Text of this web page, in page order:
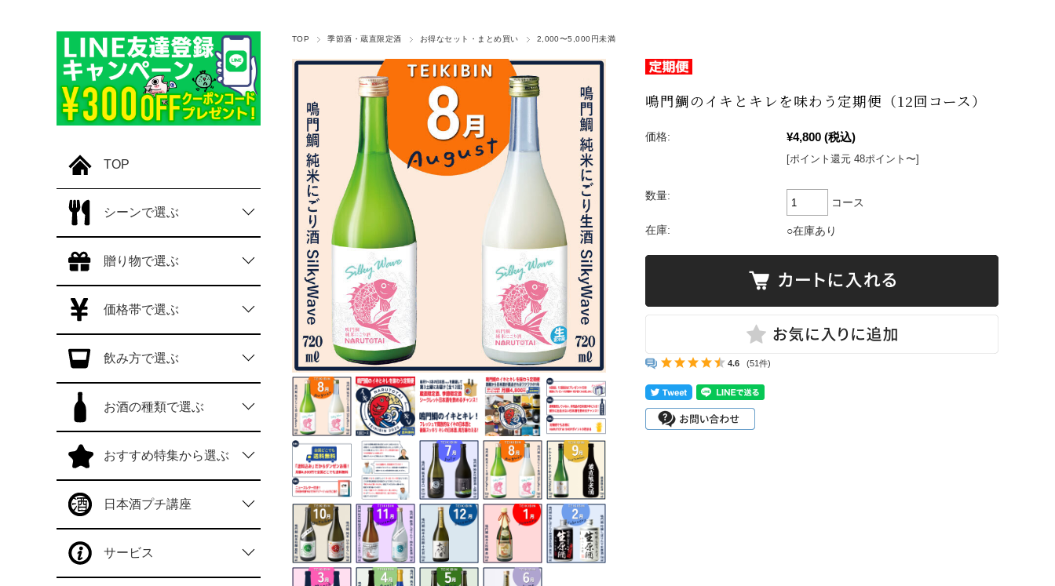
TOP 季節酒・蔵直限定酒 お得なセット・まとめ買い 2,000〜5,000円未満
鳴門鯛のイキとキレを味わう定期便（12回コース）
価格: ¥4,800 (税込)
[ポイント還元 48ポイント〜]
数量:
コース
在庫: ○在庫あり
4.6 (51件)
TOP
シーンで選ぶ
贈り物で選ぶ
価格帯で選ぶ
飲み方で選ぶ
お酒の種類で選ぶ
おすすめ特集から選ぶ
日本酒プチ講座
サービス